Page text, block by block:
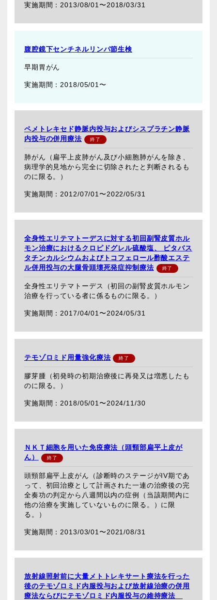
2013/08/01〜2018/03/31
腹腔鏡下センチネルリンパ節生検
早期胃がん
2018/05/01〜
ペメトレキセド静脈内投与およびシスプラチン静脈
内投与の併用療法
肺がん（扁平上皮肺がん及び小細胞肺がんを除き、
病理学的見地から完全に切除されたと判断されるも
のに限る。）
2012/07/01〜2022/05/31
全身性エリテマトーデスに対する初回副腎皮質ホル
モン治療におけるクロピドグレル硫酸塩、 ピタバス
タチンカルシウムおよびトコフェロール酢酸エステ
ル併用投与の大腿骨頭壊死発症抑制療法
全身性エリテマトーデス（初回の副腎皮質ホルモン
治療を行っている者に係るものに限る。）
2017/04/01〜2024/05/31
テモゾロミド用量強化療法
膠芽腫（初発時の初期治療後に再発又は増悪したも
のに限る。）
2018/05/01〜2024/11/30
ＮＫＴ細胞を用いた免疫療法（頭頸部扁平上皮が
ん）
頭頸部扁平上皮がん（診断時のステージがIV期であ
って、初回治療として計画された一連の治療後の完
全奏功の判定から八週間以内の症例（当該期間内に
他の治療を実施していないものに限る。）に限
る。）
2013/03/01〜2021/08/31
放射線照射前に大量メトトレキサート療法を行った
後のテモゾロミド内服投与および放射線治療の併用
療法ならびにテモゾロミド内服投与の維持療法